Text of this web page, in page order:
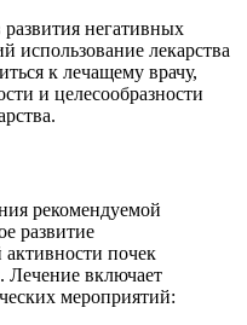
негативных
использование лекарства
к лечащему врачу,
и целесообразности
рекомендуемой
развитие
почек
Лечение включает
мероприятий: